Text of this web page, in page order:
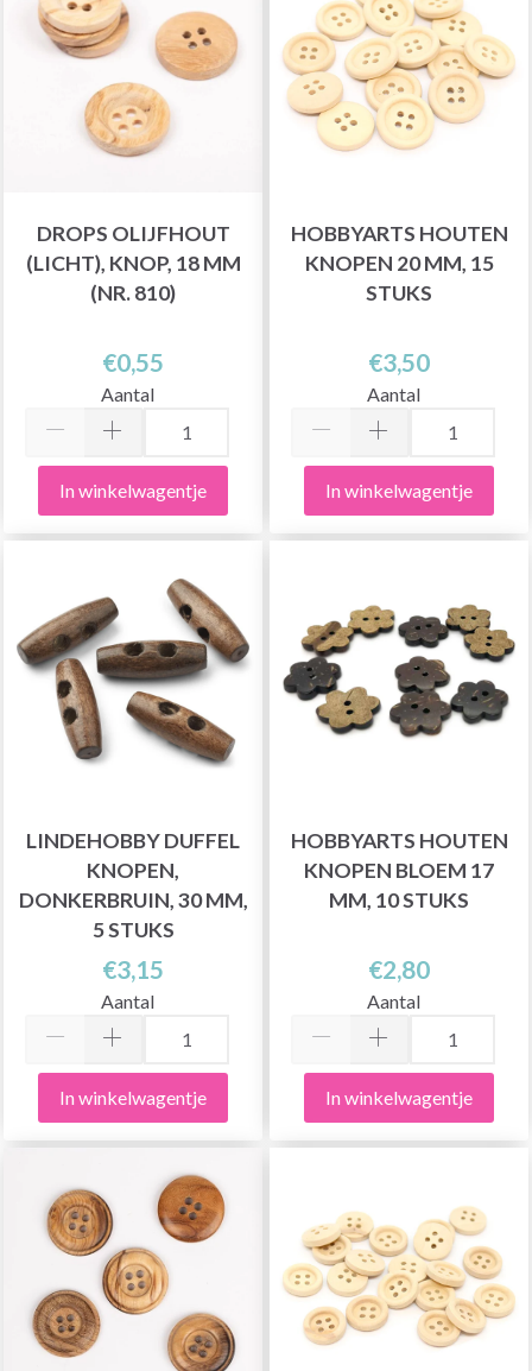
DROPS OLIJFHOUT
(LICHT), KNOP, 18 MM
(NR. 810)
€0,55
Aantal
In winkelwagentje
HOBBYARTS HOUTEN
KNOPEN 20 MM, 15
STUKS
€3,50
Aantal
In winkelwagentje
LINDEHOBBY DUFFEL
KNOPEN,
DONKERBRUIN, 30 MM,
5 STUKS
€3,15
Aantal
In winkelwagentje
HOBBYARTS HOUTEN
KNOPEN BLOEM 17
MM, 10 STUKS
€2,80
Aantal
In winkelwagentje